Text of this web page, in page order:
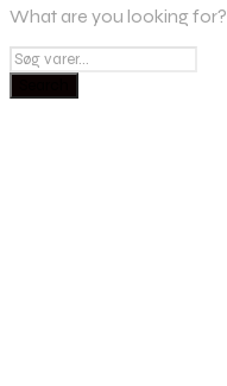
What are you looking for?